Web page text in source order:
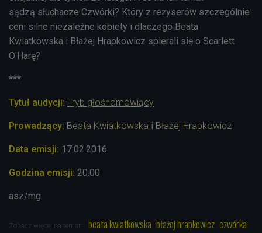
sądzą słuchacze Czwórki? Który z reżyserów szczególnie
ceni silne niezależne kobiety i dlaczego Beata
Kwiatkowska i Błażej Hrapkowicz spierali się o Scarlett
O'Harę?
***
Tytuł audycji: Tryb głośnomówiący
Prowadzący: Beata Kwiatkowska i Błażej Hrapkowicz
Data emisji: 17.02.2016
Godzina emisji: 20.00
asz/mg
Zobacz więcej na temat: beata kwiatkowska błażej hrapkowicz czwórka